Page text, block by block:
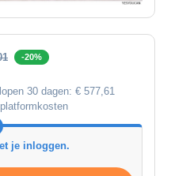
-20%
30 dagen: € 577,61
je inloggen.